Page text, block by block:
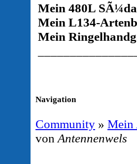
Mein 480L
Mein L134-
Mein
Navigation
Community » Mein
von Antennenwels